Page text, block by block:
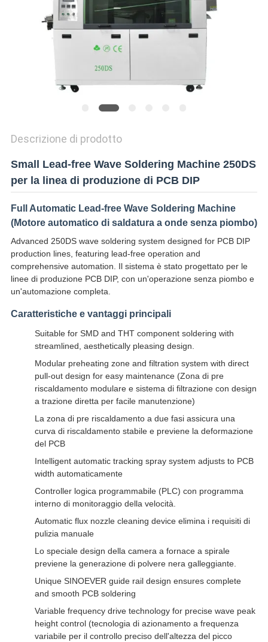
PRIVACY
Descrizione di prodotto
Small Lead-free Wave Soldering Machine 250DS
per la linea di produzione di PCB DIP
Full Automatic Lead-free Wave Soldering Machine
(Motore automatico di saldatura a onde senza piombo)
Advanced 250DS wave soldering system designed for PCB DIP
production lines, featuring lead-free operation and
comprehensive automation. Il sistema è stato progettato per le
linee di produzione PCB DIP, con un'operazione senza piombo e
un'automazione completa.
Caratteristiche e vantaggi principali
Suitable for SMD and THT component soldering with
streamlined, aesthetically pleasing design.
Modular preheating zone and filtration system with direct
pull-out design for easy maintenance (Zona di pre
riscaldamento modulare e sistema di filtrazione con design
a trazione diretta per facile manutenzione)
La zona di pre riscaldamento a due fasi assicura una
curva di riscaldamento stabile e previene la deformazione
del PCB
Intelligent automatic tracking spray system adjusts to PCB
width automaticamente
Controller logica programmabile (PLC) con programma
interno di monitoraggio della velocità.
Automatic flux nozzle cleaning device elimina i requisiti di
pulizia manuale
Lo speciale design della camera a fornace a spirale
previene la generazione di polvere nera galleggiante.
Unique SINOEVER guide rail design ensures complete
and smooth PCB soldering
Variable frequency drive technology for precise wave peak
height control (tecnologia di azionamento a frequenza
variabile per il controllo preciso dell'altezza del picco